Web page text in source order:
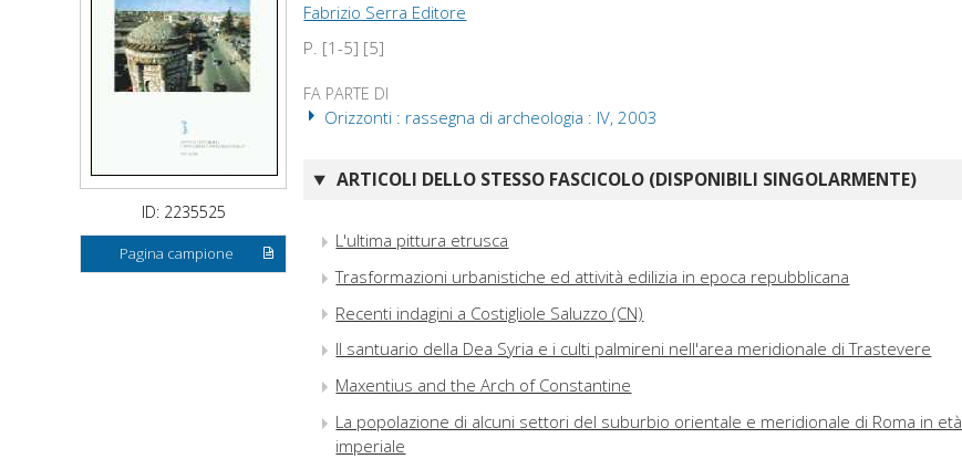
ID: 2235525
Pagina campione
Fabrizio Serra Editore
P. [1-5] [5]
FA PARTE DI
Orizzonti : rassegna di archeologia : IV, 2003
ARTICOLI DELLO STESSO FASCICOLO (DISPONIBILI SINGOLARMENTE)
L'ultima pittura etrusca
Trasformazioni urbanistiche ed attività edilizia in epoca repubblicana
Recenti indagini a Costigliole Saluzzo (CN)
Il santuario della Dea Syria e i culti palmireni nell'area meridionale di Trastevere
Maxentius and the Arch of Constantine
La popolazione di alcuni settori del suburbio orientale e meridionale di Roma in età
imperiale